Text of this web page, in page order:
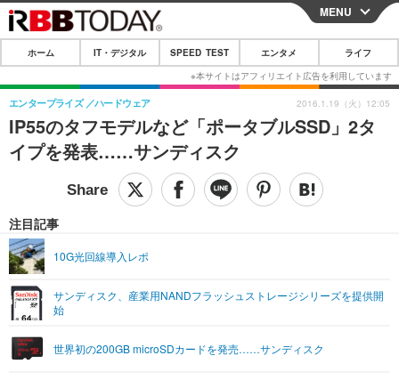
CLOSE
ホーム
IT・デジタル
IT・デジタルTOP スマートフォン
ショッピング その他
SPEED TEST
エンタメTOP 映画・ドラマ
ショッピング その他
ライフTOP
リリース一覧
プッシュ通知の停止方法
MENU
ホーム IT・デジタル SPEED TEST エンタメ ライフ
IP55のタフモデルなど「ポータブルSSD」2タ
イプを発表……サンディスク
エンタープライズ ハードウェア
注目記事
10G光回線導入レポ
サンディスク、産業用NANDフラッシュストレージシリーズを提供開
始
世界初の200GB microSDカードを発売……サンディスク
2016.1.19（火）12:05